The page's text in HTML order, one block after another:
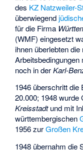
des KZ Natzweiler-
überwiegend
für die Firma
(WMF) eingesetzt
ihnen überlebten
noch in derKarl-
1946 überschritt die
20.000; 1948 wurde
Kreisstadtund mit
württembergischen
1956 zurGroßen
1948 übernahm die